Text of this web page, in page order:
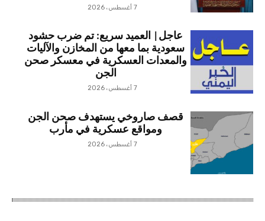
7 أغسطس، 2026
عاجل| العميد سريع: تم ضرب حشود
سعودية بما معها من المخازن والآليات
والمعدات العسكرية في معسكر صحن
الجن
7 أغسطس، 2026
قصف صاروخي يستهدف صحن الجن
ومواقع عسكرية في مأرب
7 أغسطس، 2026